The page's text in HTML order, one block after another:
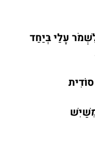
עָלַי בְּיַחַד